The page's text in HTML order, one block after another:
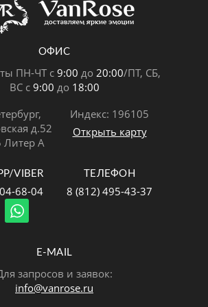
ОФИС
ПН-ЧТ с 9:00 до 20:00/ПТ, СБ,
ВС с 9:00 до 18:00
д.52
Литер А
Индекс: 196105
Открыть карту
VIBER
68-04
ТЕЛЕФОН
8 (812) 495-43-37
E-MAIL
запросов и заявок:
info@vanrose.ru